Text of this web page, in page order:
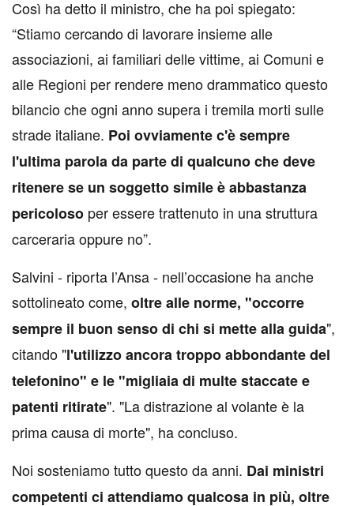
Così ha detto il ministro, che ha poi spiegato:
“Stiamo cercando di lavorare insieme alle
associazioni, ai familiari delle vittime, ai Comuni e
alle Regioni per rendere meno drammatico questo
bilancio che ogni anno supera i tremila morti sulle
strade italiane. Poi ovviamente c'è sempre
l'ultima parola da parte di qualcuno che deve
ritenere se un soggetto simile è abbastanza
pericoloso per essere trattenuto in una struttura
carceraria oppure no”.
Salvini - riporta l’Ansa - nell’occasione ha anche
sottolineato come, oltre alle norme, "occorre
sempre il buon senso di chi si mette alla guida",
citando "l'utilizzo ancora troppo abbondante del
telefonino" e le "migliaia di multe staccate e
patenti ritirate". "La distrazione al volante è la
prima causa di morte", ha concluso.
Noi sosteniamo tutto questo da anni. Dai ministri
competenti ci attendiamo qualcosa in più, oltre